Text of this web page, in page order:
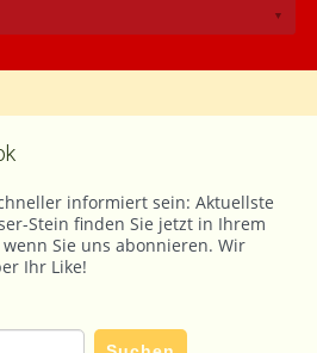
informiert sein: Aktuellste
Stein finden Sie jetzt in Ihrem
wenn Sie uns abonnieren. Wir
Ihr Like!